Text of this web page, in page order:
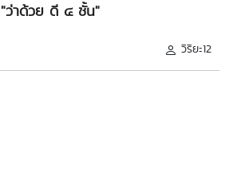
"ว่าด้วย ดี ๔ ชั้น"
วิริยะ12